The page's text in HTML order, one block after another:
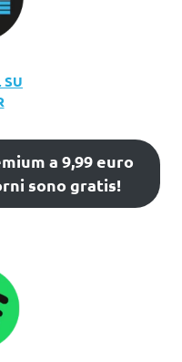
SU
a 9,99 euro
sono gratis!